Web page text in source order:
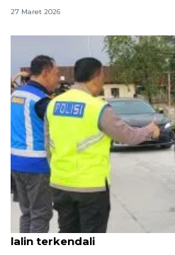
27 Maret 2026
Tinjau Japek II Selatan,
lalin terkendali